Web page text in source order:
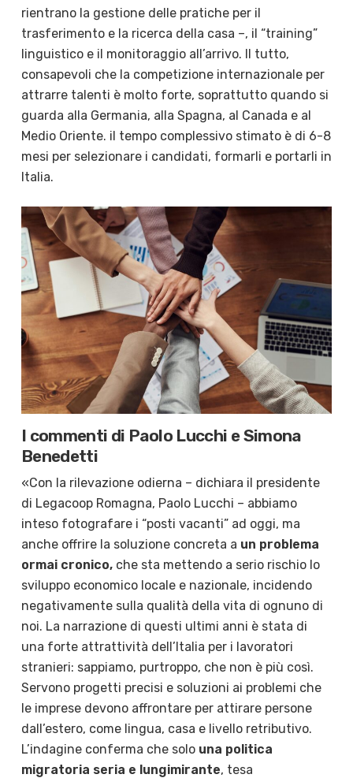
rientrano la gestione delle pratiche per il
trasferimento e la ricerca della casa –, il “training”
linguistico e il monitoraggio all’arrivo. Il tutto,
consapevoli che la competizione internazionale per
attrarre talenti è molto forte, soprattutto quando si
guarda alla Germania, alla Spagna, al Canada e al
Medio Oriente. il tempo complessivo stimato è di 6-8
mesi per selezionare i candidati, formarli e portarli in
Italia.
I commenti di Paolo Lucchi e Simona
Benedetti
«Con la rilevazione odierna – dichiara il presidente
di Legacoop Romagna, Paolo Lucchi – abbiamo
inteso fotografare i “posti vacanti” ad oggi, ma
anche offrire la soluzione concreta a un problema
ormai cronico,che sta mettendo a serio rischio lo
sviluppo economico locale e nazionale, incidendo
negativamente sulla qualità della vita di ognuno di
noi. La narrazione di questi ultimi anni è stata di
una forte attrattività dell’Italia per i lavoratori
stranieri: sappiamo, purtroppo, che non è più così.
Servono progetti precisi e soluzioni ai problemi che
le imprese devono affrontare per attirare persone
dall’estero, come lingua, casa e livello retributivo.
L’indagine conferma che solo una politica
migratoria seria e lungimirante, tesa